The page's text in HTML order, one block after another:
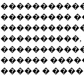
���������
����������,
������
����� �